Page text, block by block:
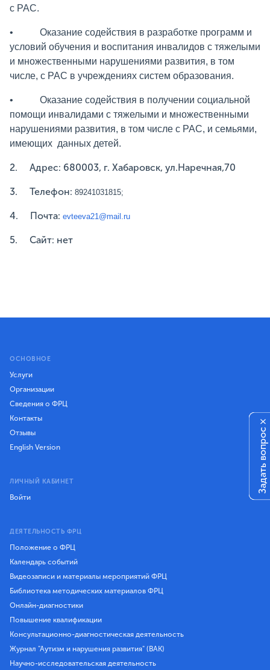
с РАС.
• Оказание содействия в разработке программ и
условий обучения и воспитания инвалидов с тяжелыми
и множественными нарушениями развития, в том
числе, с РАС в учреждениях систем образования.
• Оказание содействия в получении социальной
помощи инвалидами с тяжелыми и множественными
нарушениями развития, в том числе с РАС, и семьями,
имеющих данных детей.
2. Адрес: 680003, г. Хабаровск, ул.Наречная,70
3. Телефон: 89241031815;
4. Почта: evteeva21@mail.ru
5. Сайт: нет
ОСНОВНОЕ
Услуги
Организации
Сведения о ФРЦ
Контакты
Отзывы
English Version
ЛИЧНЫЙ КАБИНЕТ
Войти
ДЕЯТЕЛЬНОСТЬ ФРЦ
Положение о ФРЦ
Календарь событий
Видеозаписи и материалы мероприятий ФРЦ
Библиотека методических материалов ФРЦ
Онлайн-диагностики
Повышение квалификации
Консультационно-диагностическая деятельность
Журнал "Аутизм и нарушения развития" (ВАК)
Научно-исследовательская деятельность
Задать вопрос
×